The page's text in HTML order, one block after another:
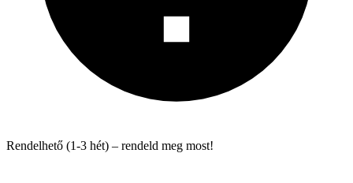
Rendelhető (1-3 hét) – rendeld meg most!